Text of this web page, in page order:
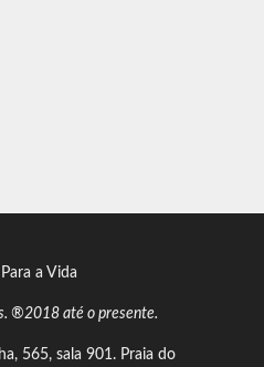
a Vida
®2018 até o presente.
565, sala 901. Praia do